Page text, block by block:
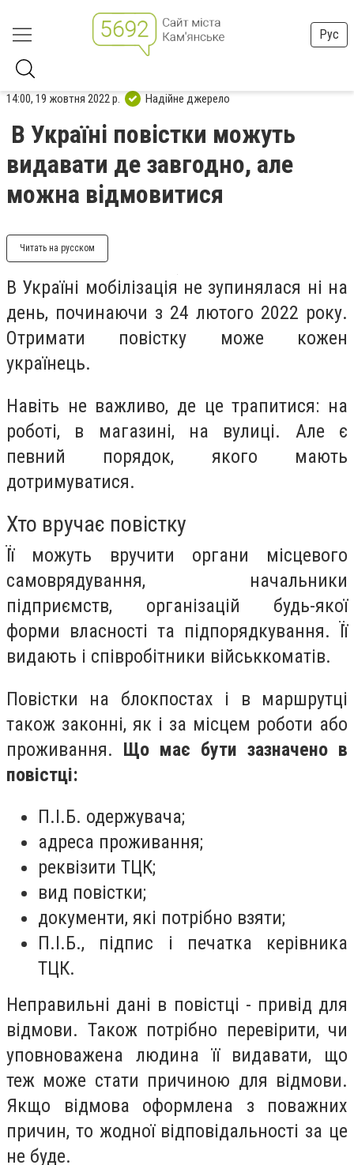
Рус
14:00, 19 жовтня 2022 р. Надійне джерело
В Україні повістки можуть
видавати де завгодно, але
можна відмовитися
Читать на русском
В Україні мобілізація не зупинялася ні на
день, починаючи з 24 лютого 2022 року.
Отримати повістку може кожен
українець.
Навіть не важливо, де це трапитися: на
роботі, в магазині, на вулиці. Але є
певний порядок, якого мають
дотримуватися.
Хто вручає повістку
Її можуть вручити органи місцевого
самоврядування, начальники
підприємств, організацій будь-якої
форми власності та підпорядкування. Її
видають і співробітники військкоматів.
Повістки на блокпостах і в маршрутці
також законні, як і за місцем роботи або
проживання. Що має бути зазначено в
повістці:
П.І.Б. одержувача;
адреса проживання;
реквізити ТЦК;
вид повістки;
документи, які потрібно взяти;
П.І.Б., підпис і печатка керівника
ТЦК.
Неправильні дані в повістці - привід для
відмови. Також потрібно перевірити, чи
уповноважена людина її видавати, що
теж може стати причиною для відмови.
Якщо відмова оформлена з поважних
причин, то жодної відповідальності за це
не буде.